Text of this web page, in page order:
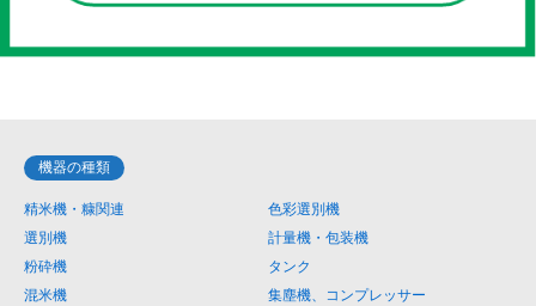
機器の種類
精米機・糠関連
色彩選別機
選別機
計量機・包装機
粉砕機
タンク
混米機
集塵機、コンプレッサー